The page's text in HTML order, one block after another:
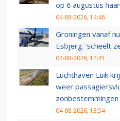
op 6 augustus
04-08-2026, 14:46
Groningen vanaf
Esbjerg: 'scheelt
04-08-2026, 14:41
Luchthaven Luik
weer
zonbestemmingen
04-08-2026, 13:54